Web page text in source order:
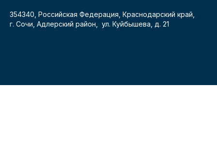
354340, Российская Федерация, Краснодарский край,
г. Сочи, Адлерский район, ул. Куйбышева, д. 21